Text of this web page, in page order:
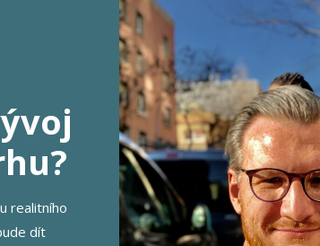
aktuální situaci trhu
je vyšší než poptávka a dochází k útlumu
je tak těžší. Tomuto trhu říkáme "trh
převyšuje nabídku a je velká
realitního
dít